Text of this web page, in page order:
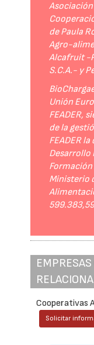
de Paula
Agro-
Alcafruit -
S.C.A.- y
Unión
FEADER,
de la
FEADER
Desarrollo
Ministerio
Cooperativas
Solicitar